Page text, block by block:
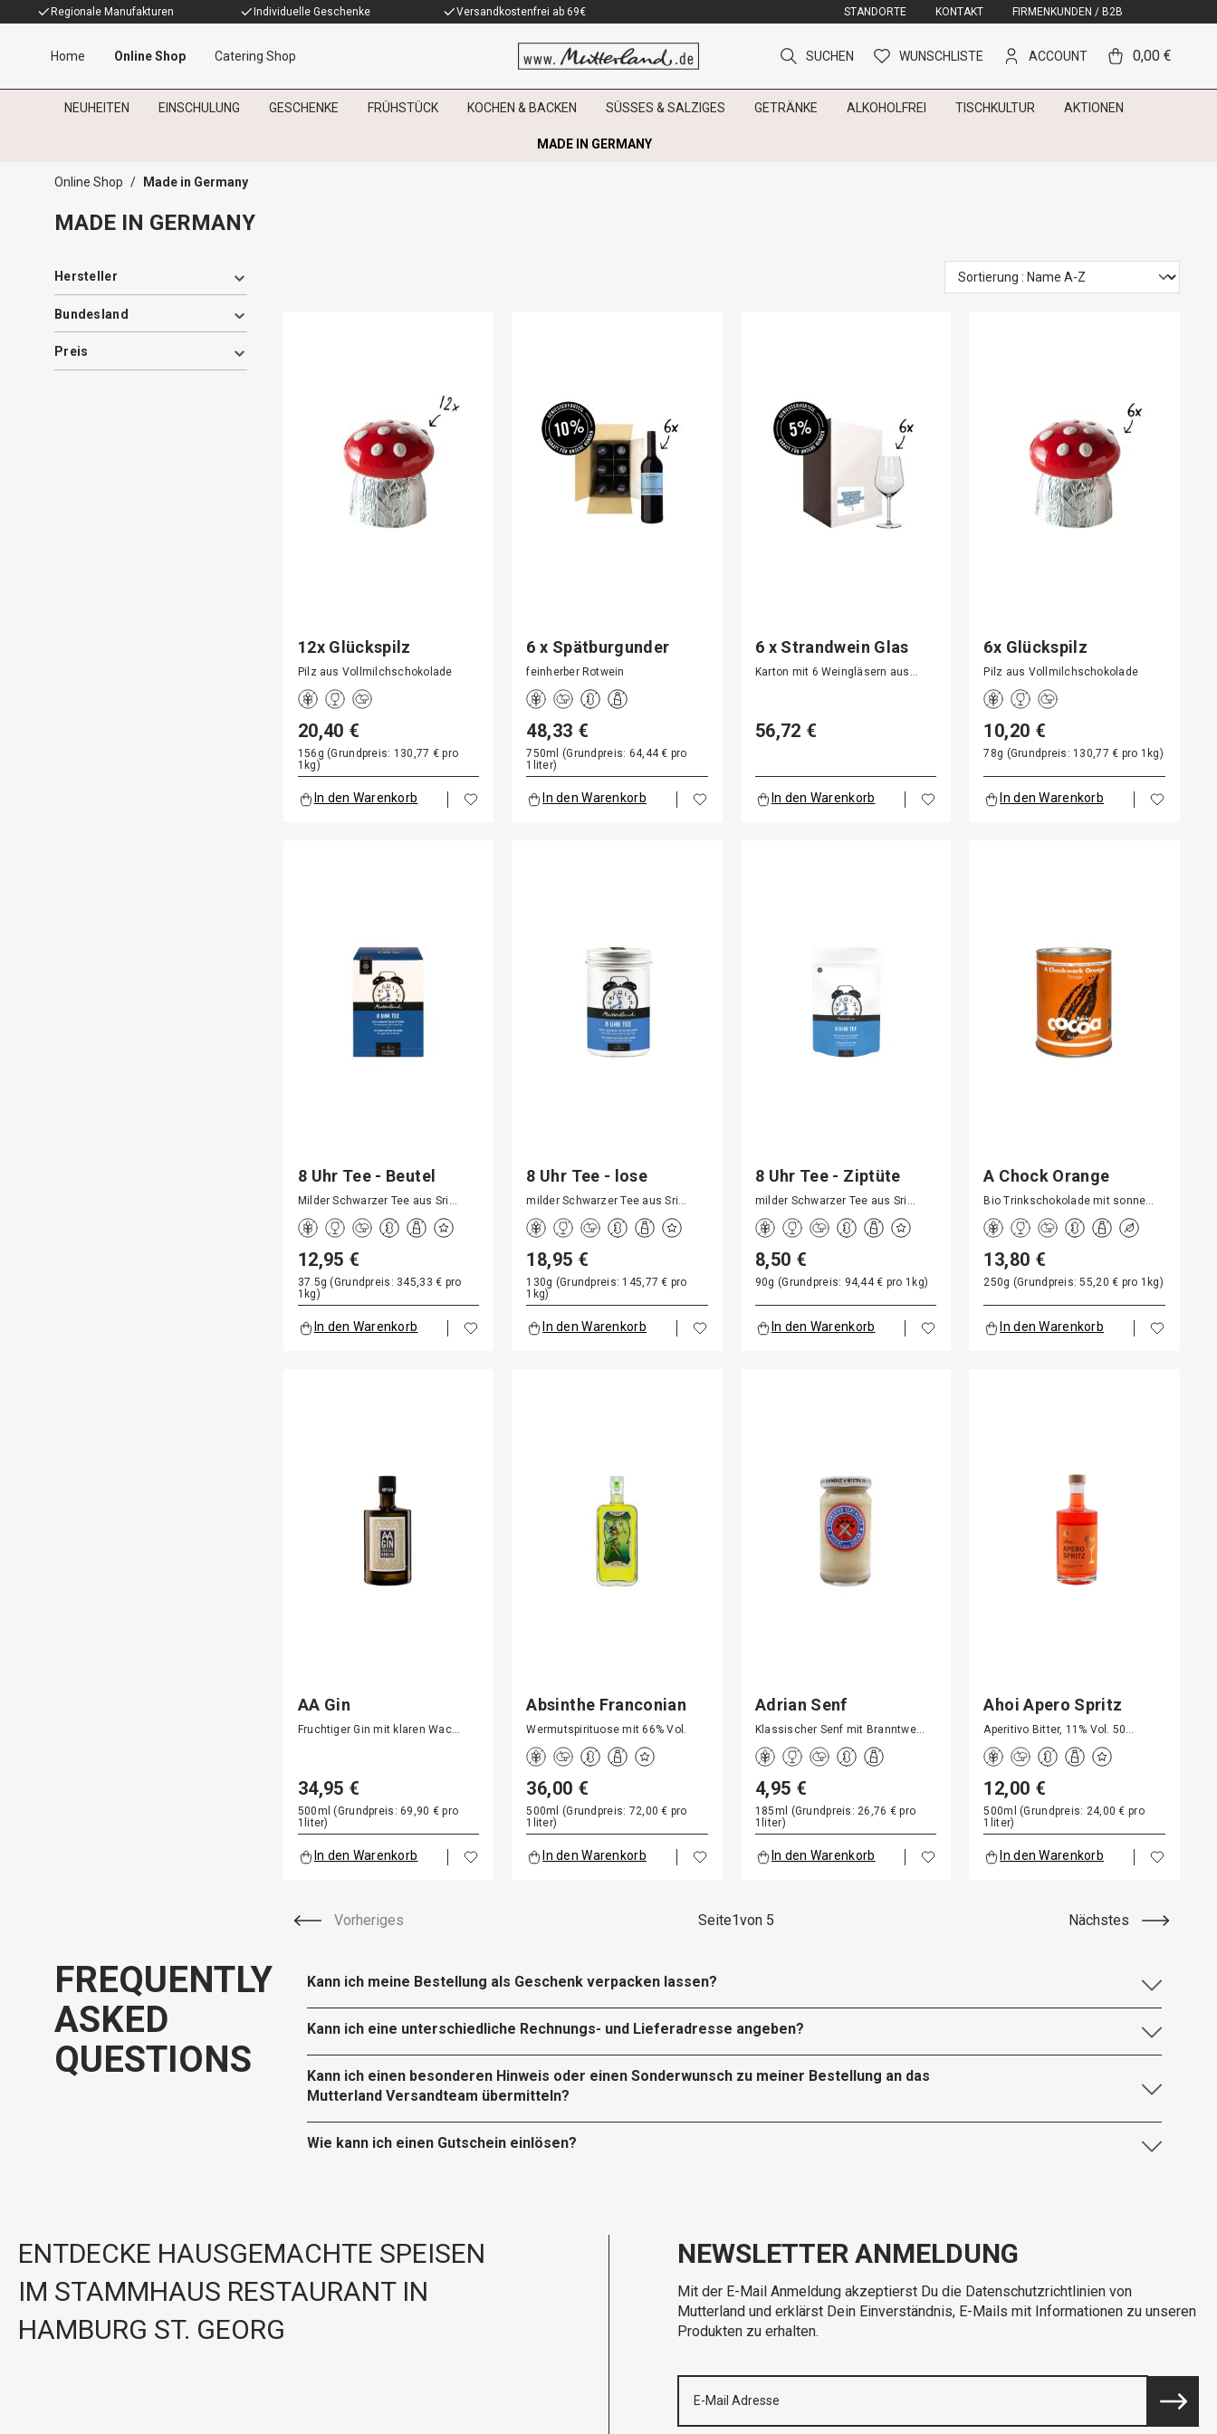
Regionale Manufakturen Individuelle Geschenke Versandkostenfrei ab 69€ STANDORTE KONTAKT FIRMENKUNDEN / B2B
Home Online Shop Catering Shop SUCHEN WUNSCHLISTE ACCOUNT 0,00 €
NEUHEITEN EINSCHULUNG GESCHENKE FRÜHSTÜCK KOCHEN & BACKEN SÜSSES & SALZIGES GETRÄNKE ALKOHOLFREI TISCHKULTUR AKTIONEN
MADE IN GERMANY
Made in Germany
Online Shop / Made in Germany
MADE IN GERMANY
Hersteller
Bundesland
Preis
12x Glückspilz
Pilz aus Vollmilchschokolade
20,40 €
156g (Grundpreis: 130,77 € pro
1kg)
In den Warenkorb
6 x Spätburgunder
feinh…
feinherber Rotwein
48,33 €
750ml (Grundpreis: 64,44 € pro
1liter)
In den Warenkorb
6 x Strandwein Glas
Karton mit 6 Weingläsern aus…
56,72 €
In den Warenkorb
6x Glückspilz
Pilz aus Vollmilchschokolade
10,20 €
78g (Grundpreis: 130,77 € pro 1kg)
In den Warenkorb
8 Uhr Tee - Beutel
Milder Schwarzer Tee aus Sri…
12,95 €
37.5g (Grundpreis: 345,33 € pro
1kg)
In den Warenkorb
8 Uhr Tee - lose
milder Schwarzer Tee aus Sri…
18,95 €
130g (Grundpreis: 145,77 € pro
1kg)
In den Warenkorb
8 Uhr Tee - Ziptüte
milder Schwarzer Tee aus Sri…
8,50 €
90g (Grundpreis: 94,44 € pro 1kg)
In den Warenkorb
A Chock Orange
Bio Trinkschokolade mit sonne…
13,80 €
250g (Grundpreis: 55,20 € pro 1kg)
In den Warenkorb
AA Gin
Fruchtiger Gin mit klaren Wac…
34,95 €
500ml (Grundpreis: 69,90 € pro
1liter)
In den Warenkorb
Absinthe Franconian
Sty…
Wermutspirituose mit 66% Vol.
36,00 €
500ml (Grundpreis: 72,00 € pro
1liter)
In den Warenkorb
Adrian Senf
Klassischer Senf mit Branntwe…
4,95 €
185ml (Grundpreis: 26,76 € pro
1liter)
In den Warenkorb
Ahoi Apero Spritz
Aperitivo Bitter, 11% Vol. 50…
12,00 €
500ml (Grundpreis: 24,00 € pro
1liter)
In den Warenkorb
Vorheriges Seite1von 5 Nächstes
FREQUENTLY
ASKED
QUESTIONS
Kann ich meine Bestellung als Geschenk verpacken lassen?
Kann ich eine unterschiedliche Rechnungs- und Lieferadresse angeben?
Kann ich einen besonderen Hinweis oder einen Sonderwunsch zu meiner Bestellung an das
Mutterland Versandteam übermitteln?
Wie kann ich einen Gutschein einlösen?
ENTDECKE HAUSGEMACHTE SPEISEN
IM STAMMHAUS RESTAURANT IN
HAMBURG ST. GEORG
NEWSLETTER ANMELDUNG
Mit der E-Mail Anmeldung akzeptierst Du die Datenschutzrichtlinien von
Mutterland und erklärst Dein Einverständnis, E-Mails mit Informationen zu unseren
Produkten zu erhalten.